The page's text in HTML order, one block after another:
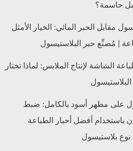
حاسمة؟
مقابل الحبر المائي: الخيار الأمثل
| مُصنِّع حبر البلاستيسول
الشاشة لإنتاج الملابس: لماذا تختار
البلاستيسول
على مظهر أسود بالكامل: ضبط
باستخدام أفضل أحبار الطباعة
بلاستيسول